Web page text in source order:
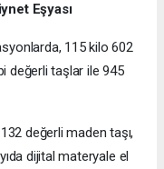
Eşyası
115 kilo 602
değerli taşlar ile 945
değerli maden taşı,
dijital materyale el